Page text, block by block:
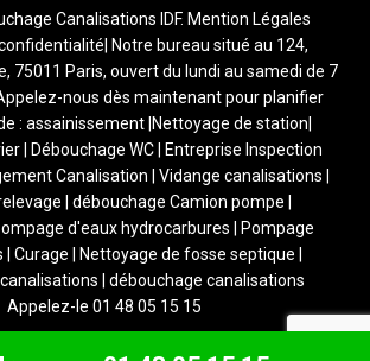
Canalisations IDF. Mention Légales
| Notre bureau situé au 124,
75011 Paris, ouvert du lundi au samedi de 7
nous dès maintenant pour planifier
: assainissement |Nettoyage de station|
| Débouchage WC | Entreprise Inspection
Canalisation | Vidange canalisations |
| débouchage Camion pompe |
d'eaux hydrocarbures | Pompage
| Curage | Nettoyage de fosse septique |
| débouchage canalisations
Appelez-le 01 48 05 15 15